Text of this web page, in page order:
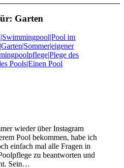
Garten
wieder über Instagram
Pool bekommen, habe ich
einfach mal alle Fragen in
zu beantworten und
Sein…